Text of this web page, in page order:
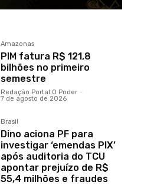
Amazonas
PIM fatura R$ 121,8
bilhões no primeiro
semestre
Redação Portal O Poder -
7 de agosto de 2026
Brasil
Dino aciona PF para
investigar ‘emendas PIX’
após auditoria do TCU
apontar prejuízo de R$
55,4 milhões e fraudes